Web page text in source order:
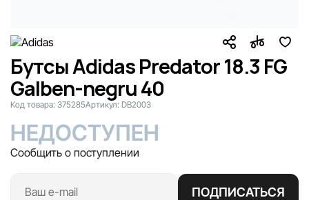
Бутсы Adidas Predator 18.3 FG
Galben-negru 40
Код товара: 375285Артикул: DB2003
НЕДОСТУПЕН
Сообщить о поступлении
ПОДПИСАТЬСЯ